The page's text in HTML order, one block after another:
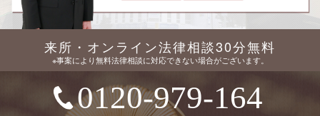
来所・オンライン法律相談30分無料
※事案により無料法律相談に対応できない場合がございます。
0120-979-164